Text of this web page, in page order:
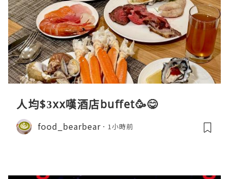
人均$3xx嘆酒店buffet🥳😋
food_bearbear 1小時前